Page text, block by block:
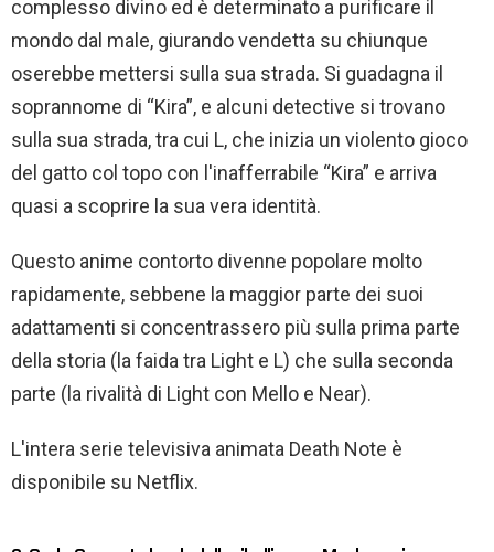
complesso divino ed è determinato a purificare il
mondo dal male, giurando vendetta su chiunque
oserebbe mettersi sulla sua strada. Si guadagna il
soprannome di “Kira”, e alcuni detective si trovano
sulla sua strada, tra cui L, che inizia un violento gioco
del gatto col topo con l'inafferrabile “Kira” e arriva
quasi a scoprire la sua vera identità.
Questo anime contorto divenne popolare molto
rapidamente, sebbene la maggior parte dei suoi
adattamenti si concentrassero più sulla prima parte
della storia (la faida tra Light e L) che sulla seconda
parte (la rivalità di Light con Mello e Near).
L'intera serie televisiva animata Death Note è
disponibile su Netflix.